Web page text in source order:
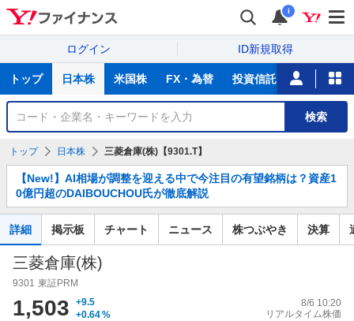
i
ログイン ID新規取得
サ
トップ 日本株 米国株 FX・為替 投資信託 ニュース
銘
検
検索
トップ 日本株 三菱倉庫(株)【9301.T】
知
ら
せ
【New!】AI相場が調整を迎える中で今注目の有望銘柄は？資産1
0億円超のDAIBOUCHOU氏が徹底解説
詳細 掲示板 チャート ニュース 株つぶやき 決算
三菱倉庫(株)
9301 東証PRM
1,503
+9.5
+0.64%
8/6 10:20
リアルタイム株価